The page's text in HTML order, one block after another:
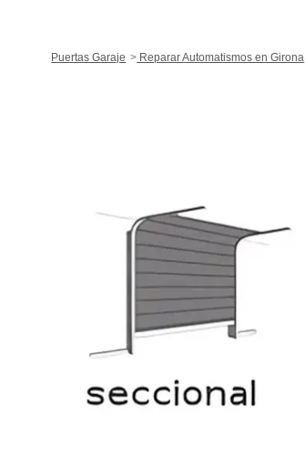
Puertas Garaje Reparar Automatismos en Girona